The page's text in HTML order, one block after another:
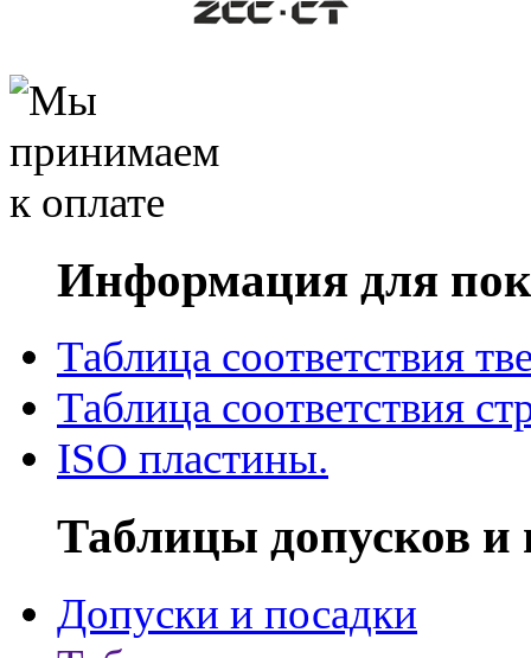
Информация для
Таблица соответствия
Таблица соответствия
ISO пластины.
Таблицы допусков и
Допуски и посадки